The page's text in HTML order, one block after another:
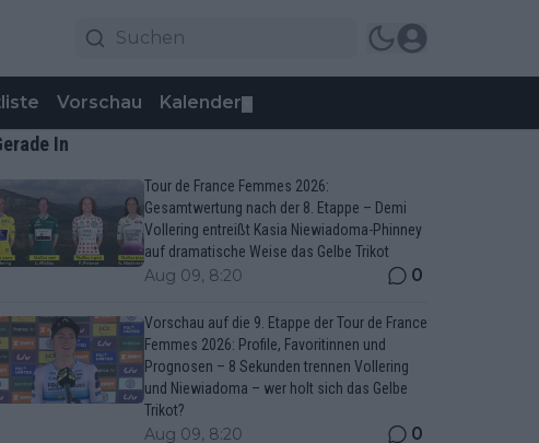
Vorschau Kalender
In
Tour de France Femmes 2026:
Gesamtwertung nach der 8. Etappe – Demi
Vollering entreißt Kasia Niewiadoma-Phinney
auf dramatische Weise das Gelbe Trikot
Aug 09, 8:20 0
Vorschau auf die 9. Etappe der Tour de France
Femmes 2026: Profile, Favoritinnen und
Prognosen – 8 Sekunden trennen Vollering
und Niewiadoma – wer holt sich das Gelbe
Trikot?
Aug 09, 8:20 0